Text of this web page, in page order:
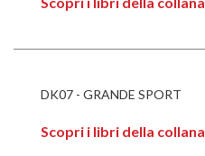
DK07 - GRANDE SPORT
Scopri i libri della collana